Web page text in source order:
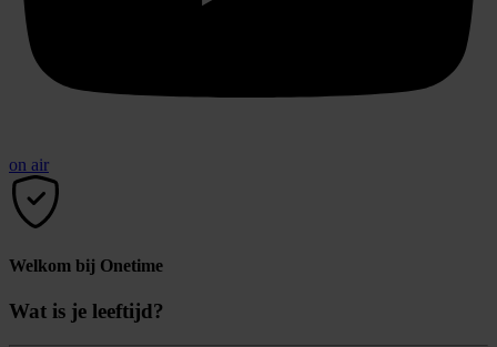
on air
Welkom bij Onetime
Wat is je leeftijd?